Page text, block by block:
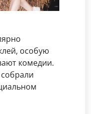
особую
комедии.